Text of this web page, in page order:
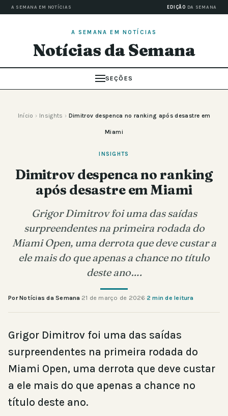
A SEMANA EM NOTÍCIAS EDIÇÃO DA SEMANA
A SEMANA EM NOTÍCIAS
Notícias da Semana
SEÇÕES
Início › Insights › Dimitrov despenca no ranking após desastre em
Miami
INSIGHTS
Dimitrov despenca no ranking
após desastre em Miami
Grigor Dimitrov foi uma das saídas
surpreendentes na primeira rodada do
Miami Open, uma derrota que deve custar a
ele mais do que apenas a chance no título
deste ano….
Por Notícias da Semana·21 de março de 2026·2 min de leitura
Grigor Dimitrov foi uma das saídas
surpreendentes na primeira rodada do
Miami Open, uma derrota que deve custar
a ele mais do que apenas a chance no
título deste ano.